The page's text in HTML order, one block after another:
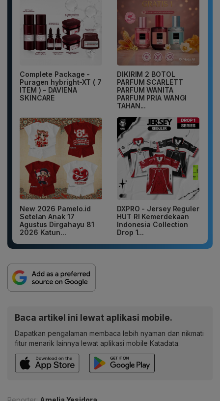
Complete Package -
Puragen hybright-XT ( 7
ITEM ) - DAVIENA
SKINCARE
DIKIRIM 2 BOTOL
PARFUM SCARLETT
PARFUM WANITA
PARFUM PRIA WANGI
TAHAN...
New 2026 Pamelo.id
Setelan Anak 17
Agustus Dirgahayu 81
2026 Katun...
DXPRO - Jersey Reguler
HUT RI Kemerdekaan
Indonesia Collection
Drop 1...
Baca artikel ini lewat aplikasi mobile.
Dapatkan pengalaman membaca lebih nyaman dan nikmati
fitur menarik lainnya lewat aplikasi mobile Katadata.